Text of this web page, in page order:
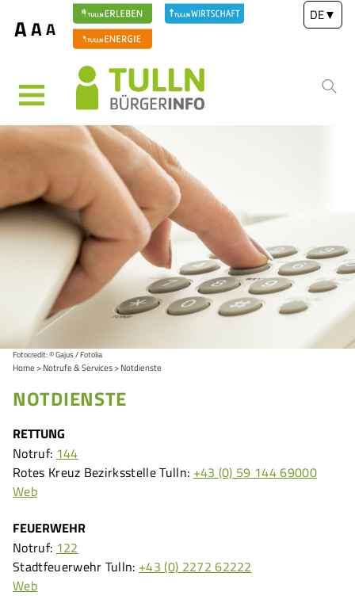
AAA
DE▼
MENÜ
Fotocredit: © Gajus / Fotolia
Home Notrufe & Services Notdienste
NOTDIENSTE
RETTUNG
Notruf: 144
Rotes Kreuz Bezirksstelle Tulln: +43 (0) 59 144 69000
Web
FEUERWEHR
Notruf: 122
Stadtfeuerwehr Tulln: +43 (0) 2272 62222
Web